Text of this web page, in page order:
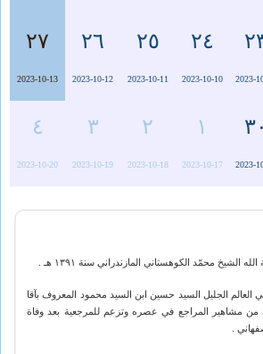
2023-
٢٤
2023-10-10
٢٥
2023-10-11
٢٦
2023-10-12
٢٧
2023-10-13
٣٠
2023-
١
2023-10-17
٢
2023-10-18
٣
2023-10-19
٤
2023-10-20
الشيخ محمّد الكوهستاني المازندراني سنة ١٣٩١ هـ .
هـ توفي العالم الجليل السيد حسين ابن السيد محمود المعروف بآقا
مشاهير المراجع في عصره وتزعم للمرجعية بعد وفاة
.